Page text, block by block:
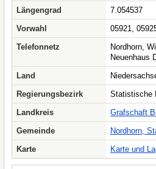
Längengrad
7.054537
Vorwahl
05921,
Telefonnetz
Nordhorn,
Neuenhaus
Land
Regierungsbezirk
Statistische
Landkreis
Grafschaft
Gemeinde
Nordhorn,
Karte
Karte und